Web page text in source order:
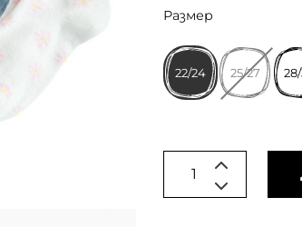
Размер
22/24 25/27